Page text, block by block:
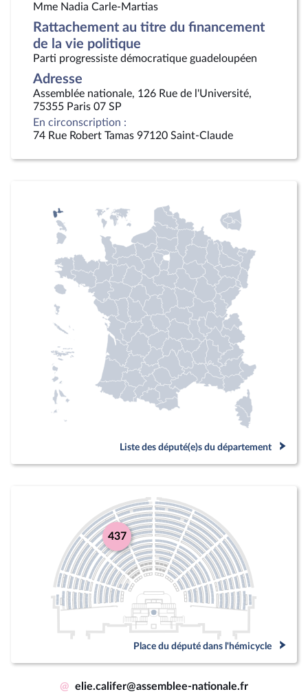
Mme Nadia Carle-Martias
Rattachement au titre du financement
de la vie politique
Parti progressiste démocratique guadeloupéen
Adresse
Assemblée nationale, 126 Rue de l'Université,
75355 Paris 07 SP
En circonscription :
74 Rue Robert Tamas 97120 Saint-Claude
Liste des député(e)s du département
437
Place du député dans l'hémicycle
@ elie.califer@assemblee-nationale.fr